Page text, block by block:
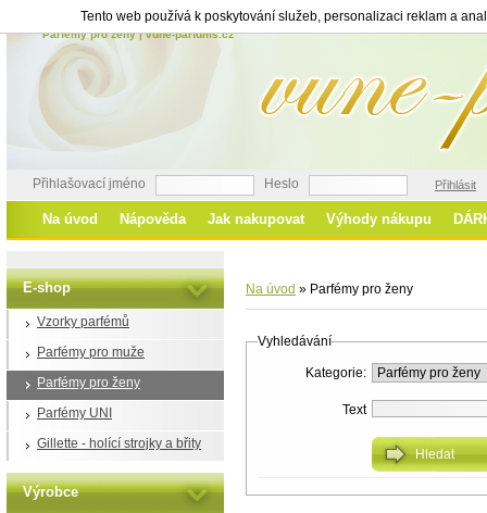
Tento web používá k poskytování služeb, personalizaci reklam a
Parfémy pro ženy | vune-parfums.cz
Přihlašovací jméno Heslo Přihlásit
Na úvod Nápověda Jak nakupovat Výhody nákupu
E-shop
Vzorky parfémů
Parfémy pro muže
Parfémy pro ženy
Parfémy UNI
Gillette - holící strojky a břity
Výrobce
Na úvod » Parfémy pro ženy
Vyhledávání
Kategorie:
Text